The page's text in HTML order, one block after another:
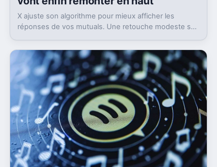
X ajuste son algorithme pour mieux afficher les
réponses de vos mutuals. Une retouche modeste sur